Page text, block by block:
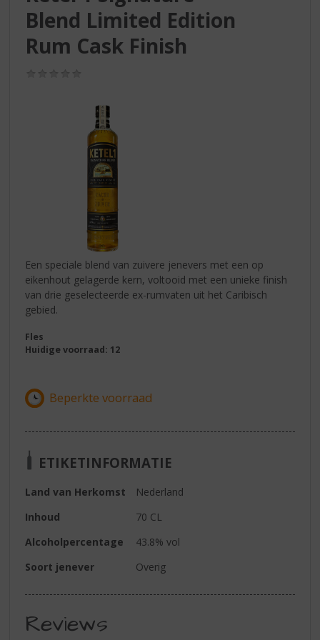
Blend Limited Edition
Rum Cask Finish
Een speciale blend van zuivere jenevers met een op
eikenhout gelagerde kern, voltooid met een unieke finish
van drie geselecteerde ex-rumvaten uit het Caribisch
gebied.
Fles
Huidige voorraad: 12
ETIKETINFORMATIE
Land van Herkomst
Nederland
Inhoud
70 CL
Alcoholpercentage
43.8% vol
Soort jenever
Overig
Reviews